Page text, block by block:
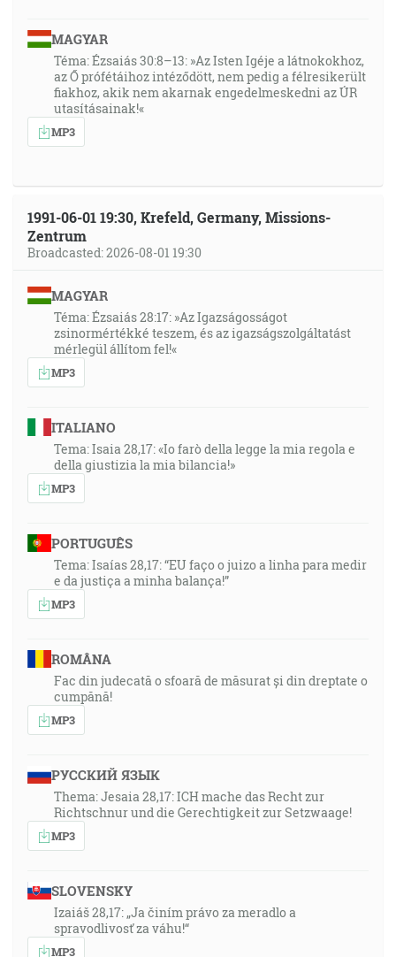
MAGYAR
Téma: Ézsaiás 30:8–13: »Az Isten Igéje a látnokokhoz,
az Ő prófétáihoz intéződött, nem pedig a félresikerült
fiakhoz, akik nem akarnak engedelmeskedni az ÚR
utasításainak!«
MP3
1991-06-01 19:30, Krefeld, Germany, Missions-
Zentrum
Broadcasted: 2026-08-01 19:30
MAGYAR
Téma: Ézsaiás 28:17: »Az Igazságosságot
zsinormértékké teszem, és az igazságszolgáltatást
mérlegül állítom fel!«
MP3
ITALIANO
Tema: Isaia 28,17: «Io farò della legge la mia regola e
della giustizia la mia bilancia!»
MP3
PORTUGUÊS
Tema: Isaías 28,17: “EU faço o juizo a linha para medir
e da justiça a minha balança!”
MP3
ROMÂNA
Fac din judecată o sfoară de măsurat și din dreptate o
cumpănă!
MP3
РУССКИЙ ЯЗЫК
Thema: Jesaia 28,17: ICH mache das Recht zur
Richtschnur und die Gerechtigkeit zur Setzwaage!
MP3
SLOVENSKY
Izaiáš 28,17: „Ja činím právo za meradlo a
spravodlivosť za váhu!“
MP3